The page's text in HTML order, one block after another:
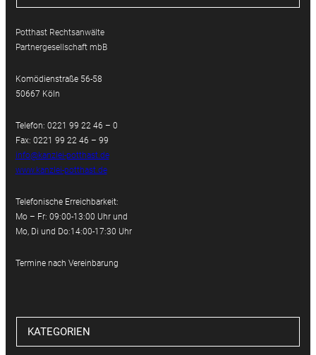
Potthast Rechtsanwälte
Partnergesellschaft mbB
Komödienstraße 56-58
50667 Köln
Telefon: 0221 99 22 46 – 0
Fax: 0221 99 22 46 – 99
info@kanzlei-potthast.de
www.kanzlei-potthast.de
Telefonische Erreichbarkeit:
Mo – Fr: 09:00-13:00 Uhr und
Mo, Di und Do:14:00-17:30 Uhr
Termine nach Vereinbarung
KATEGORIEN